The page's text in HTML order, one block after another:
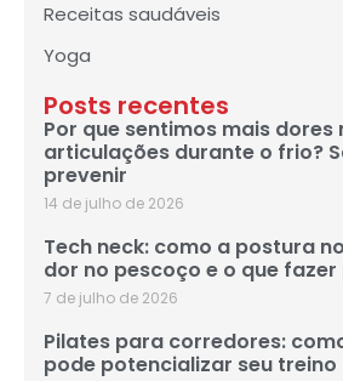
Receitas saudáveis
Yoga
Posts recentes
Por que sentimos mais dores
articulações durante o frio?
prevenir
14 de julho de 2026
Tech neck: como a postura
dor no pescoço e o que
7 de julho de 2026
Pilates para corredores:
pode potencializar seu treino